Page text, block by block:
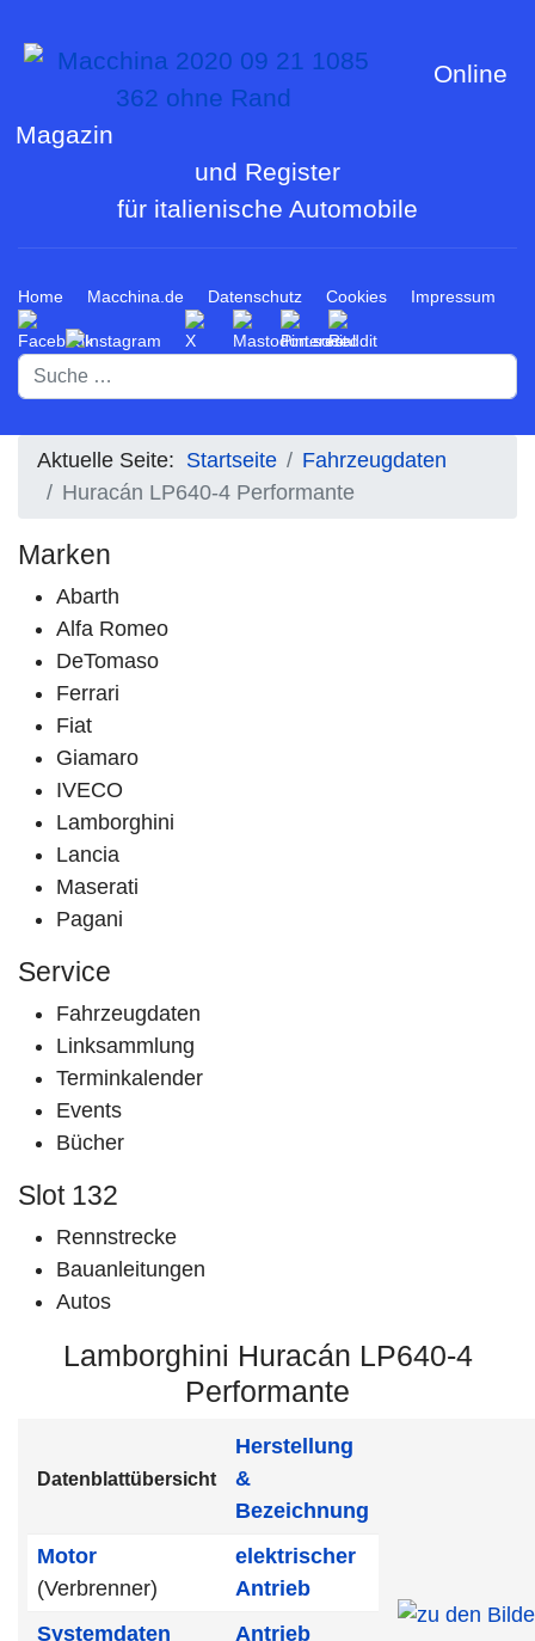
Online
Magazin
und Register
für italienische Automobile
Home Macchina.de Datenschutz Cookies Impressum
Suchen
Aktuelle Seite: Startseite
Fahrzeugdaten
Huracán LP640-4 Performante
Marken
Abarth
Alfa Romeo
DeTomaso
Ferrari
Fiat
Giamaro
IVECO
Lamborghini
Lancia
Maserati
Pagani
Service
Fahrzeugdaten
Linksammlung
Terminkalender
Events
Bücher
Slot 132
Rennstrecke
Bauanleitungen
Autos
Lamborghini Huracán LP640-4
Performante
Datenblattübersicht
Herstellung
&
Bezeichnung
Motor
(Verbrenner)
elektrischer
Antrieb
Systemdaten
Antrieb